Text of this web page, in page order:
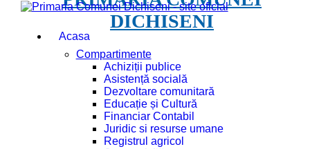
DICHISENI
Acasa
Compartimente
Achiziții publice
Asistență socială
Dezvoltare comunitară
Educație și Cultură
Financiar Contabil
Juridic si resurse umane
Registrul agricol